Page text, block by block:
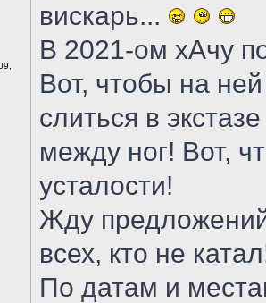
вискарь...
В 2021-ом хАчу
Вот, чтобы на
слиться в
между ног! Вот,
усталости!
Жду
всех, кто не
По датам и